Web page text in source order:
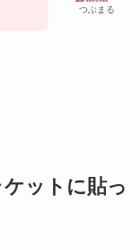
つぶまる
ットに貼っ